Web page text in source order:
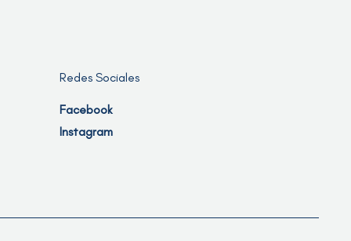
Redes Sociales
Facebook
Instagram